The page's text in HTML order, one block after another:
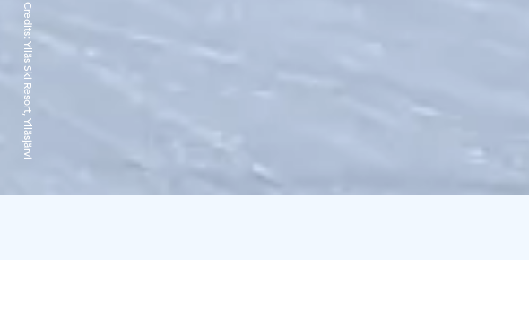
Credits:
Ylläs Ski Resort, Ylläsjärvi